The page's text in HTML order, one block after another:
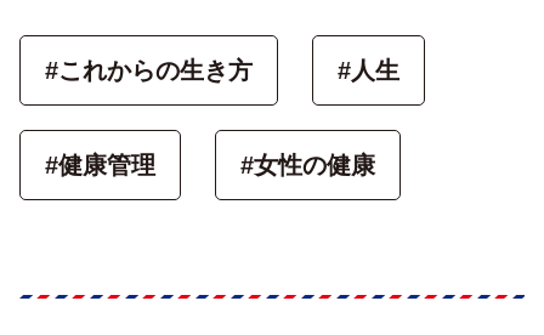
#これからの生き方 #人生
#健康管理 #女性の健康